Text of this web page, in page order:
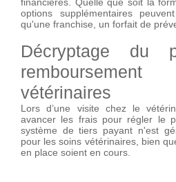
options supplémentaires
qu'une franchise, un forfait de
Décryptage du
vétérinaires
Lors d’une visite chez le
avancer les frais pour régler le
système de tiers payant n'est
pour les soins vétérinaires, bien
en place soient en cours.